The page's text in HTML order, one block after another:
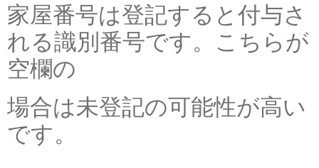
家屋番号は登記すると付与さ
れる識別番号です。こちらが
空欄の
場合は未登記の可能性が高い
です。